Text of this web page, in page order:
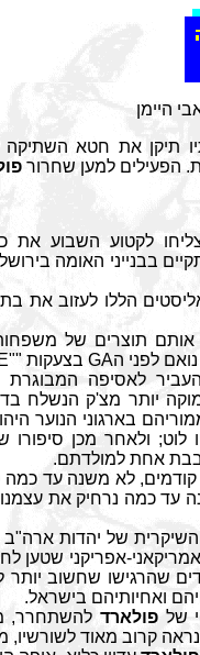
היימן
תיקן את חטא
הפעילים למען שחרור
לקטוע השבוע את
הללו לעזוב את
תוצרים של משפחות
לפני הGA בצעקות "
לאסיפה
יותר מצ'ק הנשלח
בארגוני הנוער
ולאחר מכן סיפורו
בבת אחת למולדתם.
לא משנה עד כמה
כמה נרחיק את עצמנו
של יהדות
אפריקני שטען
שהרגישו שחשוב
של פולארד להשתחרר,
קרוב מאוד לשורשיו,